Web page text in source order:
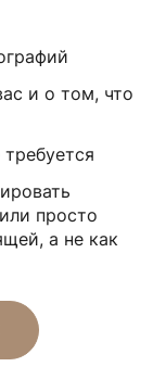
и о том, что
просто
а не как